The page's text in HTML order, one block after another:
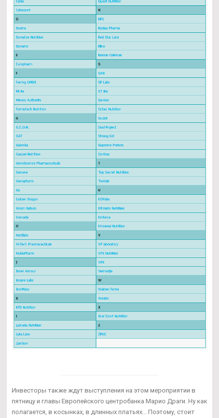
Инвесторы также ждут выступления на этом мероприятии в
пятницу и главы Европейского центробанка Марио Драги. Ну как
полагается, в косынках, в длинных платьях... Поэтому, стоит